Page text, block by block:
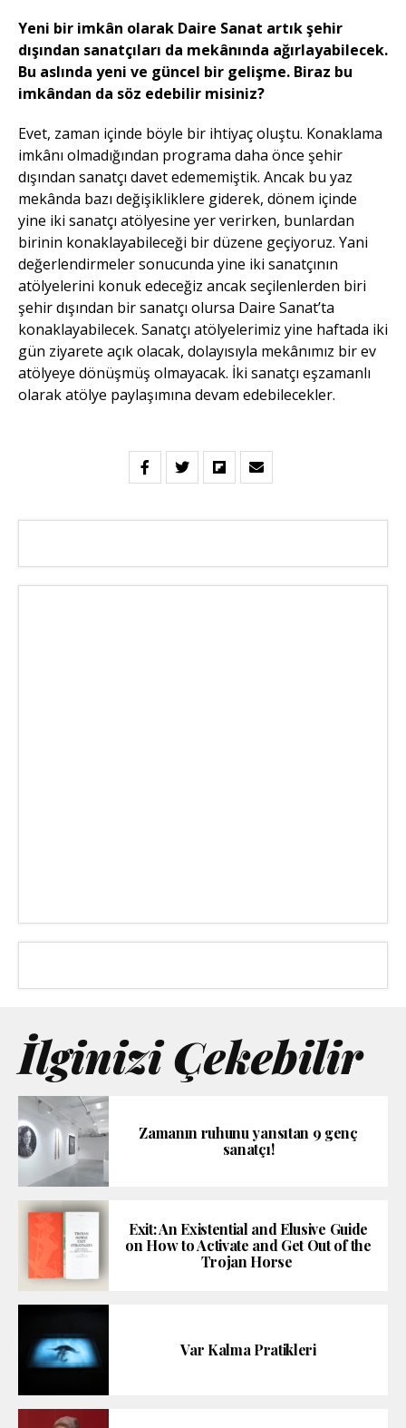
Yeni bir imkân olarak Daire Sanat artık şehir
dışından sanatçıları da mekânında ağırlayabilecek.
Bu aslında yeni ve güncel bir gelişme. Biraz bu
imkândan da söz edebilir misiniz?
Evet, zaman içinde böyle bir ihtiyaç oluştu. Konaklama
imkânı olmadığından programa daha önce şehir
dışından sanatçı davet edememiştik. Ancak bu yaz
mekânda bazı değişikliklere giderek, dönem içinde
yine iki sanatçı atölyesine yer verirken, bunlardan
birinin konaklayabileceği bir düzene geçiyoruz. Yani
değerlendirmeler sonucunda yine iki sanatçının
atölyelerini konuk edeceğiz ancak seçilenlerden biri
şehir dışından bir sanatçı olursa Daire Sanat’ta
konaklayabilecek. Sanatçı atölyelerimiz yine haftada iki
gün ziyarete açık olacak, dolayısıyla mekânımız bir ev
atölyeye dönüşmüş olmayacak. İki sanatçı eşzamanlı
olarak atölye paylaşımına devam edebilecekler.
İlginizi Çekebilir
Zamanın ruhunu yansıtan 9 genç
sanatçı!
Exit: An Existential and Elusive Guide
on How to Activate and Get Out of the
Trojan Horse
Var Kalma Pratikleri